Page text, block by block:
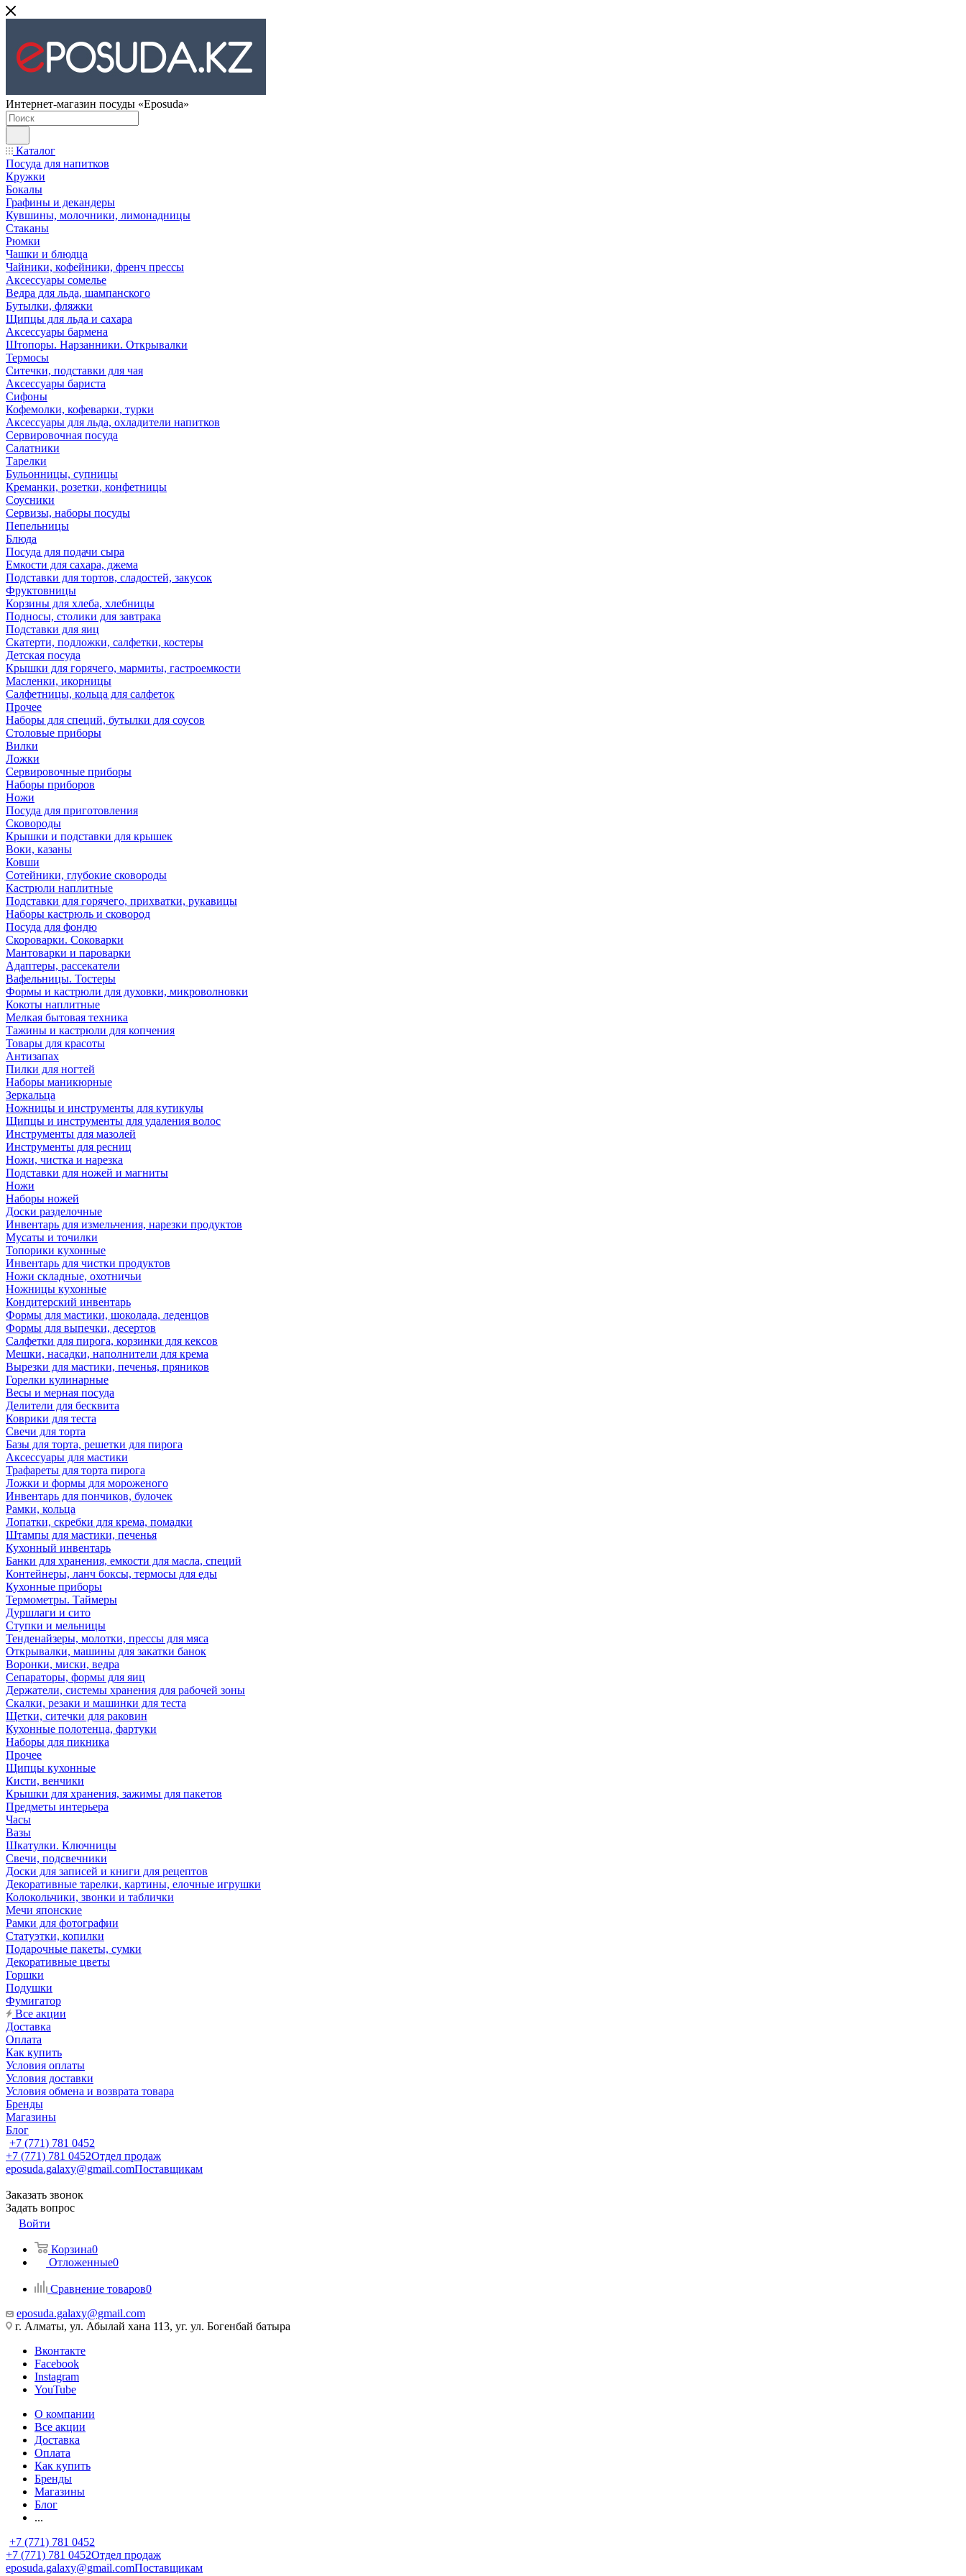
Интернет-магазин посуды «Eposuda»
Каталог
Посуда для напитков
Кружки
Бокалы
Графины и декандеры
Кувшины, молочники, лимонадницы
Стаканы
Рюмки
Чашки и блюдца
Чайники, кофейники, френч прессы
Аксессуары сомелье
Ведра для льда, шампанского
Бутылки, фляжки
Щипцы для льда и сахара
Аксессуары бармена
Штопоры. Нарзанники. Открывалки
Термосы
Ситечки, подставки для чая
Аксессуары бариста
Сифоны
Кофемолки, кофеварки, турки
Аксессуары для льда, охладители напитков
Сервировочная посуда
Салатники
Тарелки
Бульонницы, супницы
Креманки, розетки, конфетницы
Соусники
Сервизы, наборы посуды
Пепельницы
Блюда
Посуда для подачи сыра
Емкости для сахара, джема
Подставки для тортов, сладостей, закусок
Фруктовницы
Корзины для хлеба, хлебницы
Подносы, столики для завтрака
Подставки для яиц
Скатерти, подложки, салфетки, костеры
Детская посуда
Крышки для горячего, мармиты, гастроемкости
Масленки, икорницы
Салфетницы, кольца для салфеток
Прочее
Наборы для специй, бутылки для соусов
Столовые приборы
Вилки
Ложки
Сервировочные приборы
Наборы приборов
Ножи
Посуда для приготовления
Сковороды
Крышки и подставки для крышек
Воки, казаны
Ковши
Сотейники, глубокие сковороды
Кастрюли наплитные
Подставки для горячего, прихватки, рукавицы
Наборы кастрюль и сковород
Посуда для фондю
Скороварки. Соковарки
Мантоварки и пароварки
Адаптеры, рассекатели
Вафельницы. Тостеры
Формы и кастрюли для духовки, микроволновки
Кокоты наплитные
Мелкая бытовая техника
Тажины и кастрюли для копчения
Товары для красоты
Антизапах
Пилки для ногтей
Наборы маникюрные
Зеркальца
Ножницы и инструменты для кутикулы
Щипцы и инструменты для удаления волос
Инструменты для мазолей
Инструменты для ресниц
Ножи, чистка и нарезка
Подставки для ножей и магниты
Ножи
Наборы ножей
Доски разделочные
Инвентарь для измельчения, нарезки продуктов
Мусаты и точилки
Топорики кухонные
Инвентарь для чистки продуктов
Ножи складные, охотничьи
Ножницы кухонные
Кондитерский инвентарь
Формы для мастики, шоколада, леденцов
Формы для выпечки, десертов
Салфетки для пирога, корзинки для кексов
Мешки, насадки, наполнители для крема
Вырезки для мастики, печенья, пряников
Горелки кулинарные
Весы и мерная посуда
Делители для бесквита
Коврики для теста
Свечи для торта
Базы для торта, решетки для пирога
Аксессуары для мастики
Трафареты для торта пирога
Ложки и формы для мороженого
Инвентарь для пончиков, булочек
Рамки, кольца
Лопатки, скребки для крема, помадки
Штампы для мастики, печенья
Кухонный инвентарь
Банки для хранения, емкости для масла, специй
Контейнеры, ланч боксы, термосы для еды
Кухонные приборы
Термометры. Таймеры
Дуршлаги и сито
Ступки и мельницы
Тенденайзеры, молотки, прессы для мяса
Открывалки, машины для закатки банок
Воронки, миски, ведра
Сепараторы, формы для яиц
Держатели, системы хранения для рабочей зоны
Скалки, резаки и машинки для теста
Щетки, ситечки для раковин
Кухонные полотенца, фартуки
Наборы для пикника
Прочее
Щипцы кухонные
Кисти, венчики
Крышки для хранения, зажимы для пакетов
Предметы интерьера
Часы
Вазы
Шкатулки. Ключницы
Свечи, подсвечники
Доски для записей и книги для рецептов
Декоративные тарелки, картины, елочные игрушки
Колокольчики, звонки и таблички
Мечи японские
Рамки для фотографии
Статуэтки, копилки
Подарочные пакеты, сумки
Декоративные цветы
Горшки
Подушки
Фумигатор
Все акции
Доставка
Оплата
Как купить
Условия оплаты
Условия доставки
Условия обмена и возврата товара
Бренды
Магазины
Блог
+7 (771) 781 0452
+7 (771) 781 0452Отдел продаж
eposuda.galaxy@gmail.comПоставщикам
Заказать звонок
Задать вопрос
Войти
Корзина0
Отложенные0
Сравнение товаров0
eposuda.galaxy@gmail.com
г. Алматы, ул. Абылай хана 113, уг. ул. Богенбай батыра
Вконтакте
Facebook
Instagram
YouTube
О компании
Все акции
Доставка
Оплата
Как купить
Бренды
Магазины
Блог
...
+7 (771) 781 0452
+7 (771) 781 0452Отдел продаж
eposuda.galaxy@gmail.comПоставщикам